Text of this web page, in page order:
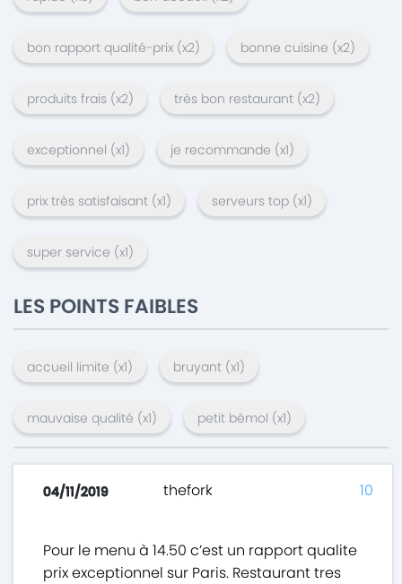
bon rapport qualité-prix (x2) bonne cuisine (x2)
produits frais (x2) très bon restaurant (x2)
exceptionnel (x1) je recommande (x1)
prix très satisfaisant (x1) serveurs top (x1)
super service (x1)
LES POINTS FAIBLES
accueil limite (x1) bruyant (x1)
mauvaise qualité (x1) petit bémol (x1)
04/11/2019 thefork
Pour le menu à 14.50 c’est un rapport qualite
prix exceptionnel sur Paris. Restaurant tres
10